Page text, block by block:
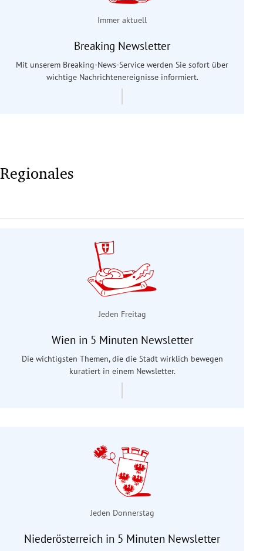
Immer aktuell
Breaking Newsletter
Mit unserem Breaking-News-Service werden Sie sofort über
wichtige Nachrichtenereignisse informiert.
Regionales
Jeden Freitag
Wien in 5 Minuten Newsletter
Die wichtigsten Themen, die die Stadt wirklich bewegen
kuratiert in einem Newsletter.
Jeden Donnerstag
Niederösterreich in 5 Minuten Newsletter